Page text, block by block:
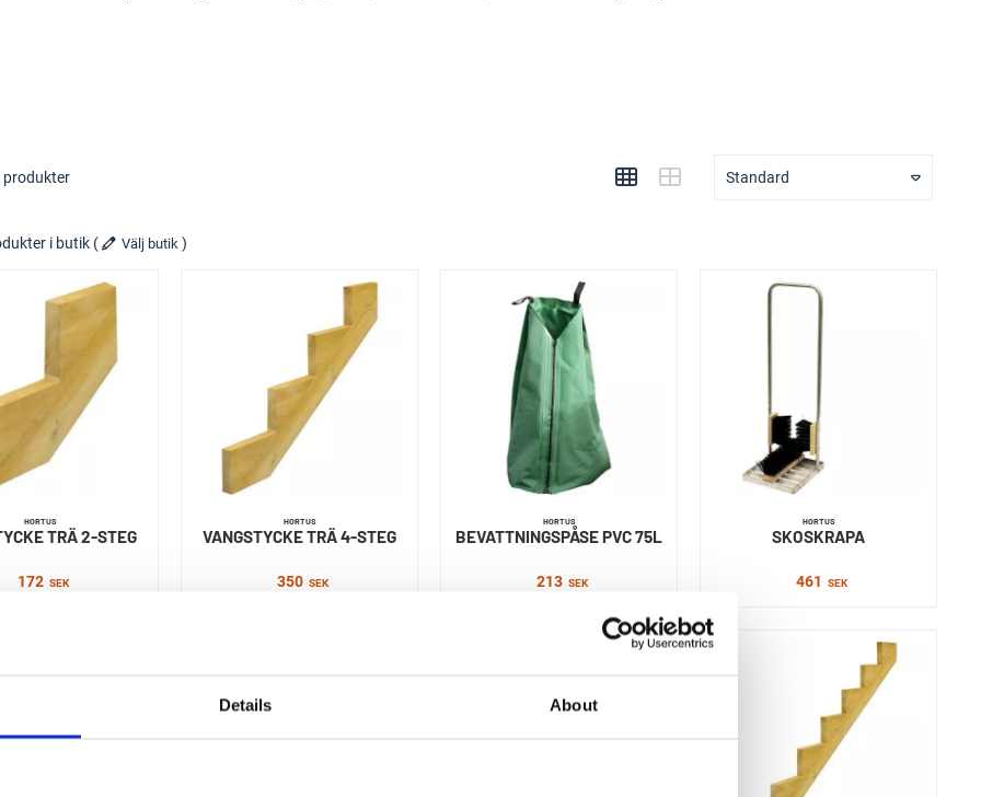
Details About
produkter Standard
i butik ( Välj butik )
HORTUS
TRÄ 2-STEG
172 SEK
HORTUS
VANGSTYCKE TRÄ 4-STEG
350 SEK
HORTUS
BEVATTNINGSPÅSE PVC 75L
213 SEK
HORTUS
SKOSKRAPA
461 SEK